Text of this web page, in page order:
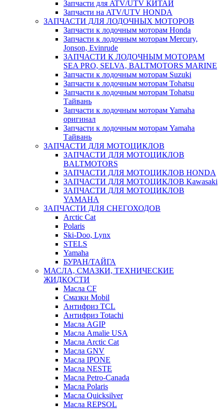
Запчасти для ATV/UTV КИТАЙ
Запчасти на ATV/UTV HONDA
ЗАПЧАСТИ ДЛЯ ЛОДОЧНЫХ МОТОРОВ
Запчасти к лодочным моторам Honda
Запчасти к лодочным моторам Mercury,
Jonson, Evinrude
ЗАПЧАСТИ К ЛОДОЧНЫМ МОТОРАМ
SEA PRO, SELVA, BALTMOTORS MARINE
Запчасти к лодочным моторам Suzuki
Запчасти к лодочным моторам Tohatsu
Запчасти к лодочным моторам Tohatsu
Тайвань
Запчасти к лодочным моторам Yamaha
оригинал
Запчасти к лодочным моторам Yamaha
Тайвань
ЗАПЧАСТИ ДЛЯ МОТОЦИКЛОВ
ЗАПЧАСТИ ДЛЯ МОТОЦИКЛОВ
BALTMOTORS
ЗАПЧАСТИ ДЛЯ МОТОЦИКЛОВ HONDA
ЗАПЧАСТИ ДЛЯ МОТОЦИКЛОВ Kawasaki
ЗАПЧАСТИ ДЛЯ МОТОЦИКЛОВ
YAMAHA
ЗАПЧАСТИ ДЛЯ СНЕГОХОДОВ
Arctic Cat
Polaris
Ski-Doo, Lynx
STELS
Yamaha
БУРАН/ТАЙГА
МАСЛА, СМАЗКИ, ТЕХНИЧЕСКИЕ
ЖИДКОСТИ
Масла CF
Смазки Mobil
Антифриз TCL
Антифриз Totachi
Масла AGIP
Масла Amalie USA
Масла Arctic Cat
Масла GNV
Масла IPONE
Масла NESTE
Масла Petro-Canada
Масла Polaris
Масла Quicksilver
Масла REPSOL